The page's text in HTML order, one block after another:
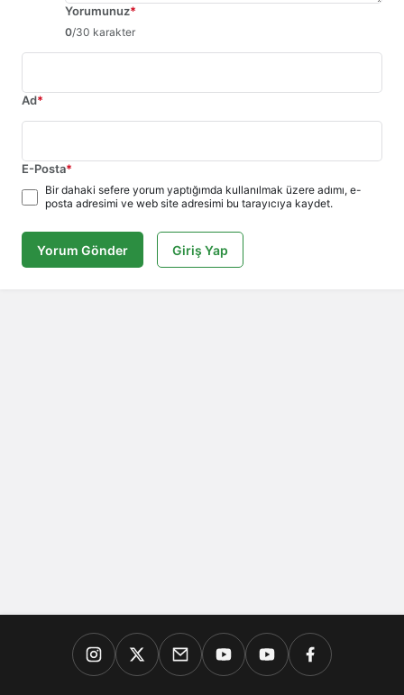
Yorumunuz*
0/30 karakter
Ad*
E-Posta*
Bir dahaki sefere yorum yaptığımda kullanılmak üzere adımı, e-
posta adresimi ve web site adresimi bu tarayıcıya kaydet.
Yorum Gönder Giriş Yap